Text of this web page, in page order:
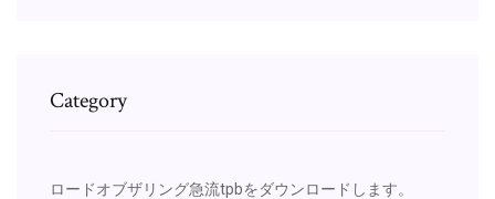
Category
ロードオブザリング急流tpbをダウンロードします。